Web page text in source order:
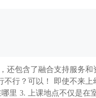
包含了融合支持服务
行？可以！ 即使不来
里 3. 上课地点不仅是在